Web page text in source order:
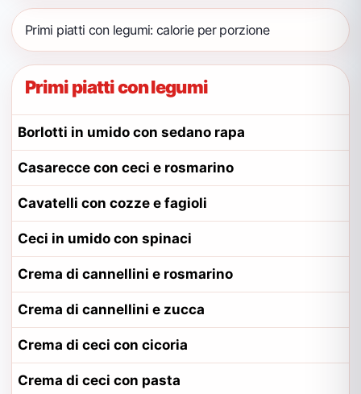
Primi piatti con legumi: calorie per porzione
Primi piatti con legumi
Borlotti in umido con sedano rapa
Casarecce con ceci e rosmarino
Cavatelli con cozze e fagioli
Ceci in umido con spinaci
Crema di cannellini e rosmarino
Crema di cannellini e zucca
Crema di ceci con cicoria
Crema di ceci con pasta